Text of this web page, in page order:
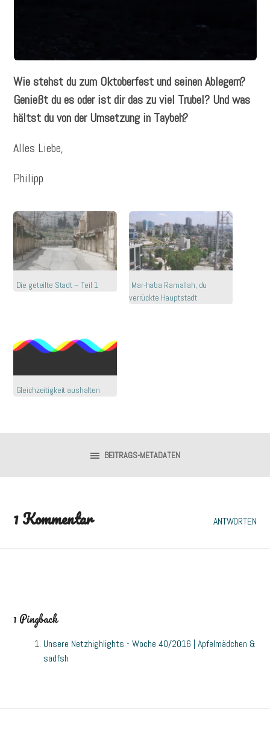
Wie stehst du zum Oktoberfest und seinen Ablegern?
Genießt du es oder ist dir das zu viel Trubel? Und was
hältst du von der Umsetzung in Taybeh?
Alles Liebe,
Philipp
Die geteilte Stadt – Teil 1
Mar-haba Ramallah, du
verrückte Hauptstadt
Gleichzeitigkeit aushalten
BEITRAGS-METADATEN
1 Kommentar ANTWORTEN
1 Pingback
Unsere Netzhighlights - Woche 40/2016 | Apfelmädchen &
sadfsh